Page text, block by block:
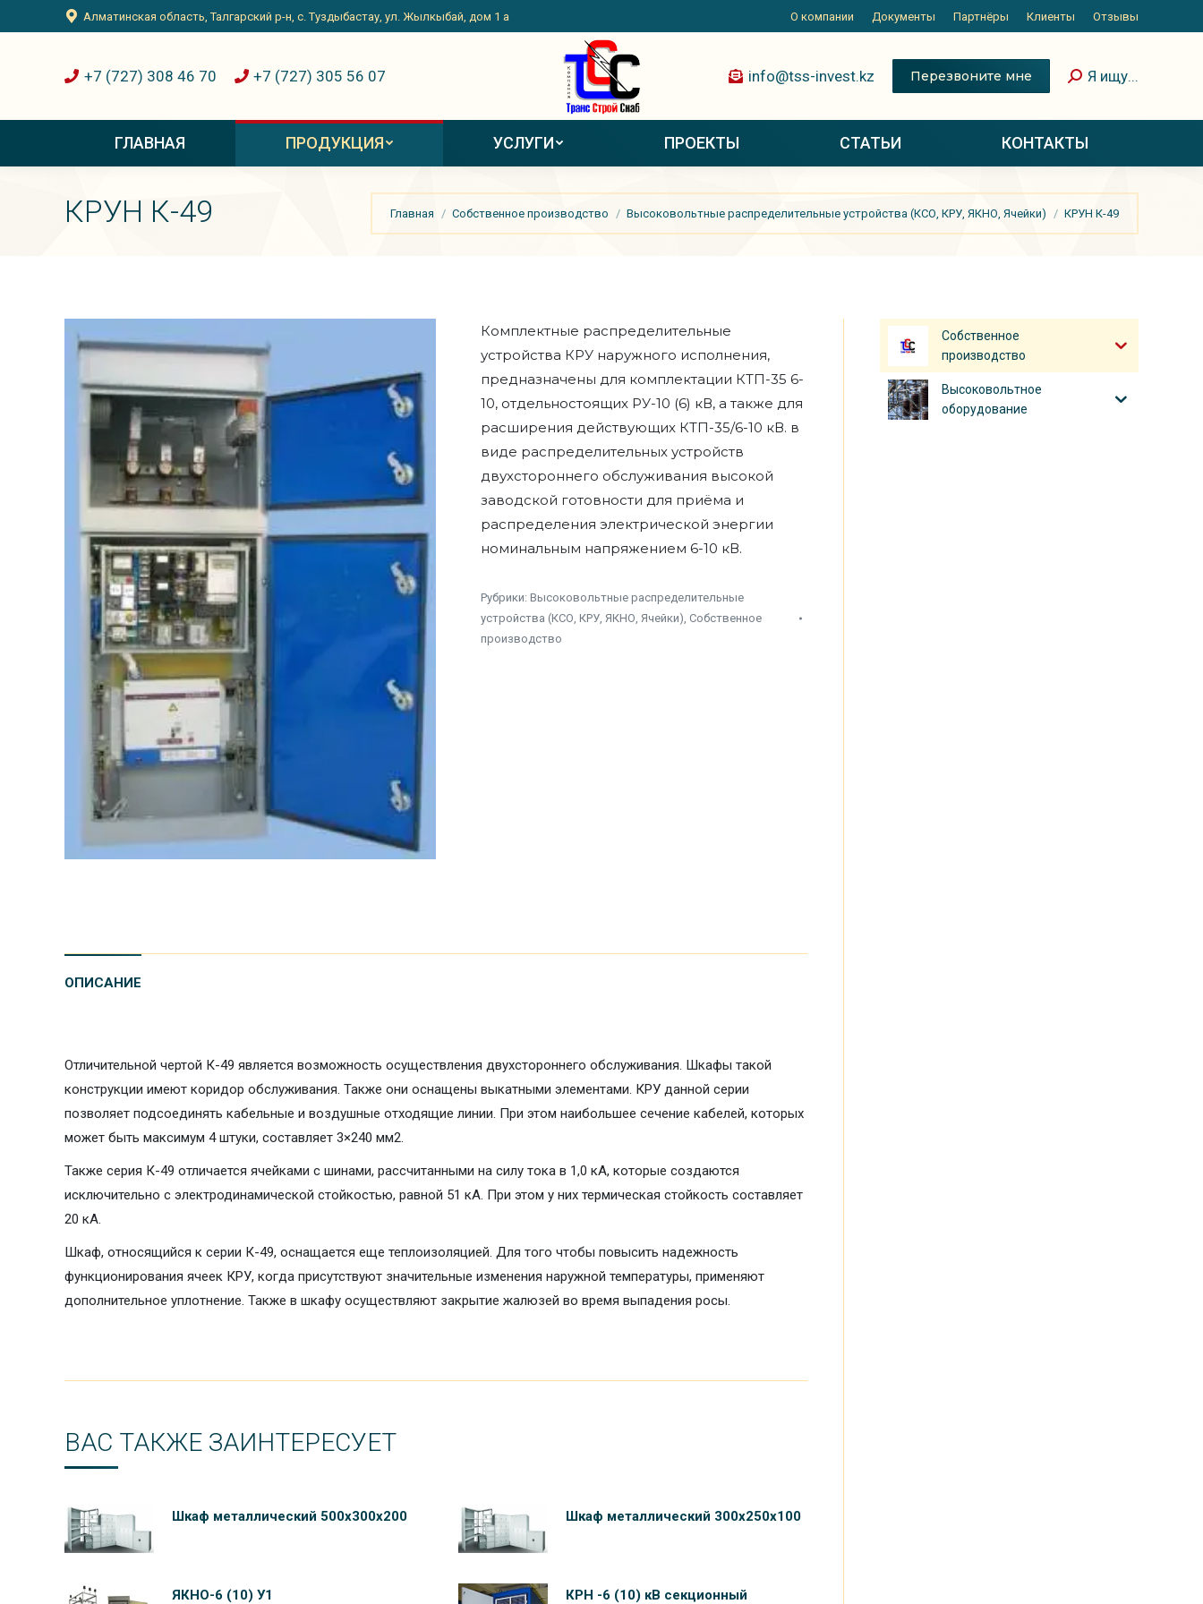
Алматинская область, Талгарский р-н, с. Туздыбастау, ул. Жылкыбай, дом 1 а О компании Документы Партнёры Клиенты Отзывы
+7 (727) 308 46 70 +7 (727) 305 56 07 info@tss-invest.kz Перезвоните мне Я ищу...
ГЛАВНАЯ ПРОДУКЦИЯ УСЛУГИ ПРОЕКТЫ СТАТЬИ КОНТАКТЫ
КРУН К-49 Вы здесь:
Главная Собственное производство Высоковольтные распределительные устройства (КСО, КРУ, ЯКНО, Ячейки) КРУН К-49
Комплектные распределительные
устройства КРУ наружного исполнения,
предназначены для комплектации КТП-35 6-
10, отдельностоящих РУ-10 (6) кВ, а также для
расширения действующих КТП-35/6-10 кВ. в
виде распределительных устройств
двухстороннего обслуживания высокой
заводской готовности для приёма и
распределения электрической энергии
номинальным напряжением 6-10 кВ.
Рубрики: Высоковольтные распределительные
устройства (КСО, КРУ, ЯКНО, Ячейки), Собственное
производство
ОПИСАНИЕ
Отличительной чертой К-49 является возможность осуществления двухстороннего обслуживания. Шкафы такой
конструкции имеют коридор обслуживания. Также они оснащены выкатными элементами. КРУ данной серии
позволяет подсоединять кабельные и воздушные отходящие линии. При этом наибольшее сечение кабелей, которых
может быть максимум 4 штуки, составляет 3×240 мм2.
Также серия К-49 отличается ячейками с шинами, рассчитанными на силу тока в 1,0 кА, которые создаются
исключительно с электродинамической стойкостью, равной 51 кА. При этом у них термическая стойкость составляет
20 кА.
Шкаф, относящийся к серии К-49, оснащается еще теплоизоляцией. Для того чтобы повысить надежность
функционирования ячеек КРУ, когда присутствуют значительные изменения наружной температуры, применяют
дополнительное уплотнение. Также в шкафу осуществляют закрытие жалюзей во время выпадения росы.
ВАС ТАКЖЕ ЗАИНТЕРЕСУЕТ
Шкаф металлический 500х300х200 Шкаф металлический 300х250х100
ЯКНО-6 (10) У1 КРН -6 (10) кВ секционный
Собственное
производство
Высоковольтное
оборудование